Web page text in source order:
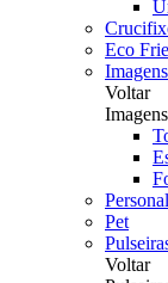
Eco
Imagens
Voltar
Imagens
Pet
Voltar